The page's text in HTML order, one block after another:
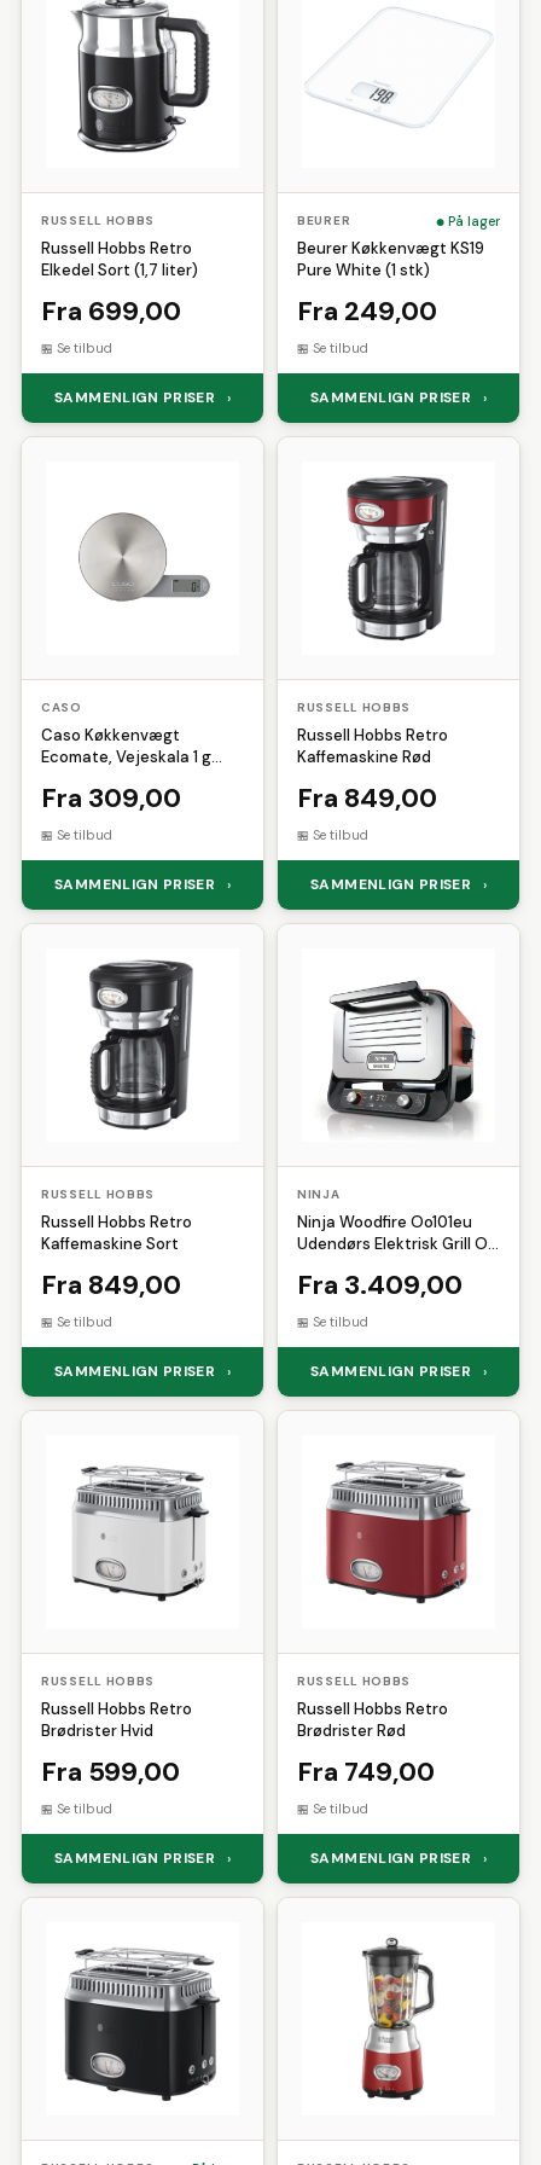
Robens
Shimano
Sistema
SKECHERS
Solgar
Sonnentor
Superfit
Teva
Weather Report
Winther
Løbehandsker
Løbesko
Måleklodser
Massage
Multicolor
Musik
Reflekser
Saft
Sakse
Selvbrunere
Sengegavl
Servietter
Skum
RUSSELL HOBBS
Russell Hobbs Retro
Elkedel Sort (1,7 liter)
Fra 699,00
Se tilbud
SAMMENLIGN PRISER ›
BEURER På lager
Beurer Køkkenvægt KS19
Pure White (1 stk)
Fra 249,00
Se tilbud
SAMMENLIGN PRISER ›
CASO
Caso Køkkenvægt
Ecomate, Vejeskala 1 g
Fra 309,00
Se tilbud
SAMMENLIGN PRISER ›
RUSSELL HOBBS
Russell Hobbs Retro
Kaffemaskine Rød
Fra 849,00
Se tilbud
SAMMENLIGN PRISER ›
RUSSELL HOBBS
Russell Hobbs Retro
Kaffemaskine Sort
Fra 849,00
Se tilbud
SAMMENLIGN PRISER ›
NINJA
Ninja Woodfire Oo101eu
Udendørs Elektrisk Grill Og
Fra 3.409,00
Se tilbud
SAMMENLIGN PRISER ›
RUSSELL HOBBS
Russell Hobbs Retro
Brødrister Hvid
Fra 599,00
Se tilbud
SAMMENLIGN PRISER ›
RUSSELL HOBBS
Russell Hobbs Retro
Brødrister Rød
Fra 749,00
Se tilbud
SAMMENLIGN PRISER ›